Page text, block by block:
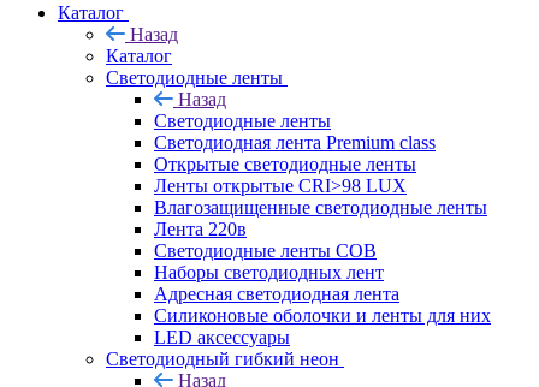
Каталог
Назад
Каталог
Светодиодные ленты
Назад
Светодиодные ленты
Светодиодная лента Premium class
Открытые светодиодные ленты
Ленты открытые CRI>98 LUX
Влагозащищенные светодиодные ленты
Лента 220в
Светодиодные ленты COB
Наборы светодиодных лент
Адресная светодиодная лента
Силиконовые оболочки и ленты для них
LED аксессуары
Светодиодный гибкий неон
Назад